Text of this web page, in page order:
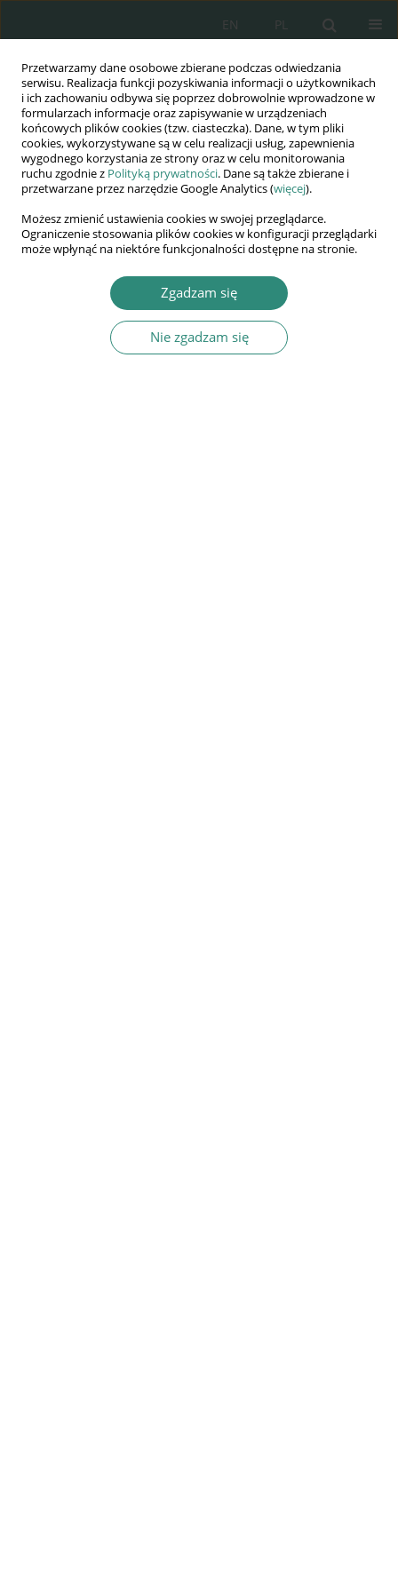
Przetwarzamy dane osobowe zbierane podczas odwiedzania
serwisu. Realizacja funkcji pozyskiwania informacji o użytkownikach
i ich zachowaniu odbywa się poprzez dobrowolnie wprowadzone w
formularzach informacje oraz zapisywanie w urządzeniach
końcowych plików cookies (tzw. ciasteczka). Dane, w tym pliki
cookies, wykorzystywane są w celu realizacji usług, zapewnienia
wygodnego korzystania ze strony oraz w celu monitorowania
ruchu zgodnie z Polityką prywatności. Dane są także zbierane i
przetwarzane przez narzędzie Google Analytics (więcej).
Możesz zmienić ustawienia cookies w swojej przeglądarce.
Ograniczenie stosowania plików cookies w konfiguracji przeglądarki
może wpłynąć na niektóre funkcjonalności dostępne na stronie.
Zgadzam się
Nie zgadzam się
PL
EN
Wydawnictwo
AWSGE
Akademia Nauk Stosowanych
WSGE
im. Alcide De Gasperi
Konrad Świrski
Issues of critical infrastructure cyber security in